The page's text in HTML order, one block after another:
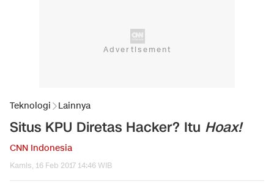
Teknologi Lainnya
Situs KPU Diretas Hacker? Itu Hoax!
CNN Indonesia
Kamis, 16 Feb 2017 14:46 WIB